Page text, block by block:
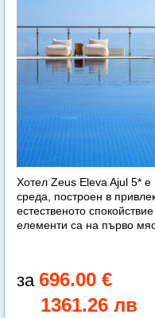
Хотел Zeus Eleva Ajul 5*
среда, построен в
естественото
елементи са на първо
696.00 €
1361.26 лв